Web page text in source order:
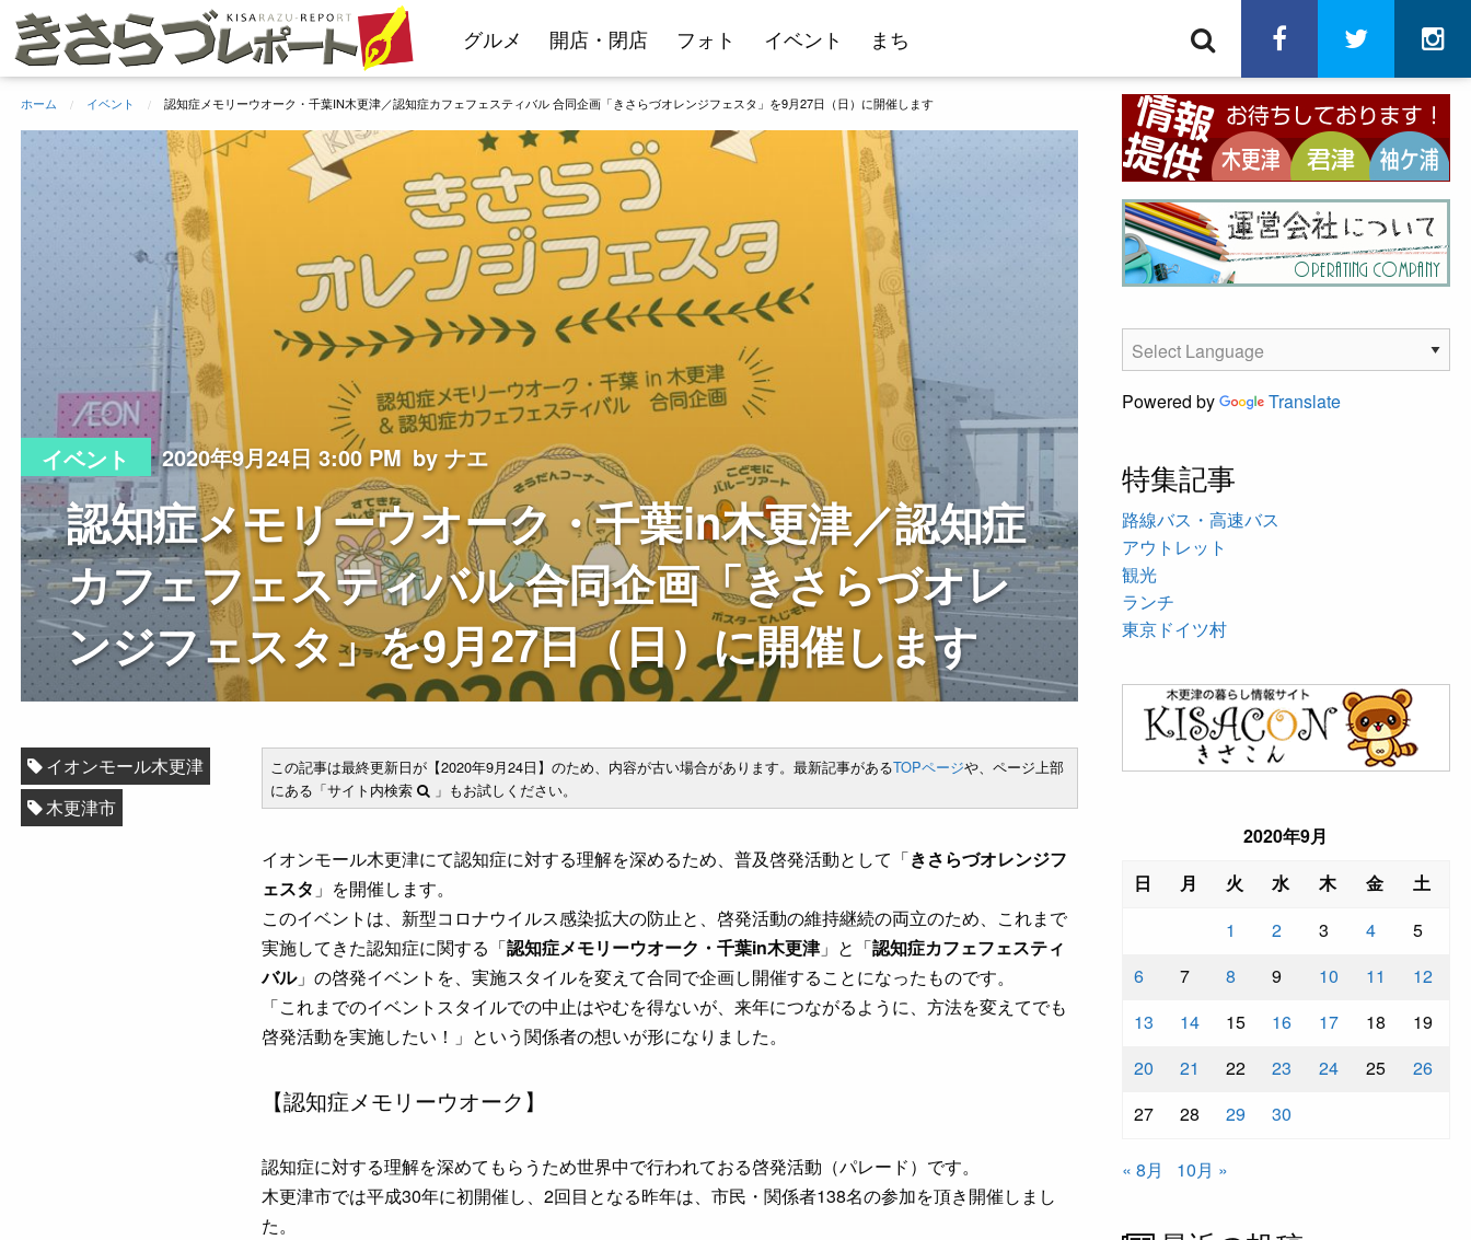
テ
グルメ 開店・閉店 フォト イベント まち facebooktwitter
ホーム イベント 認知症メモリーウオーク・千葉IN木更津／認知症カフェフェスティバル 合同企画「きさらづオレンジフェスタ」を9月27日（日）に開催します
イベント 2020年9月24日 3:00 PM by ナエ
認知症メモリーウオーク・千葉in木更津／認知症
カフェフェスティバル 合同企画「きさらづオレ
ンジフェスタ」を9月27日（日）に開催します
この記事は最終更新日が【2020年9月24日】のため、内容が古い場合があります。最新記事があるTOPページや、ページ上部
にある「サイト内検索
」もお試しください。
イオンモール木更津にて認知症に対する理解を深めるため、普及啓発活動として「きさらづオレンジフ
ェスタ 」を開催します。
このイベントは、新型コロナウイルス感染拡大の防止と、啓発活動の維持継続の両立のため、これまで
実施してきた認知症に関する「認知症メモリーウオーク・千葉in木更津」と「認知症カフェフェスティ
バル」の啓発イベントを、実施スタイルを変えて合同で企画し開催することになったものです。
「これまでのイベントスタイルでの中止はやむを得ないが、来年につながるように、方法を変えてでも
啓発活動を実施したい！」という関係者の想いが形になりました。
【認知症メモリーウオーク】
認知症に対する理解を深めてもらうため世界中で行われておる啓発活動（パレード）です。
木更津市では平成30年に初開催し、2回目となる昨年は、市民・関係者138名の参加を頂き開催しまし
た。
イオンモール木更津
木更津市
Powered by Translate
特集記事
路線バス・高速バス
アウトレット
観光
ランチ
東京ドイツ村
2020年9月
日
月 火 水 木 金
土
1
2 3 4
5
6
7 8 9 10 11
12
13
14 15 16 17 18
19
20
21 22 23 24 25
26
27
28 29 30
« 8月 10月 »